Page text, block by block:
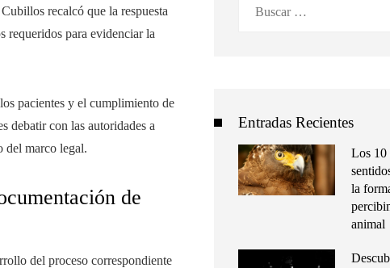
recalcó que la respuesta
requeridos para evidenciar la
pacientes y el cumplimiento de
debatir con las autoridades a
del marco legal.
de
del proceso correspondiente
Entradas Recientes
Los 10
la
animal